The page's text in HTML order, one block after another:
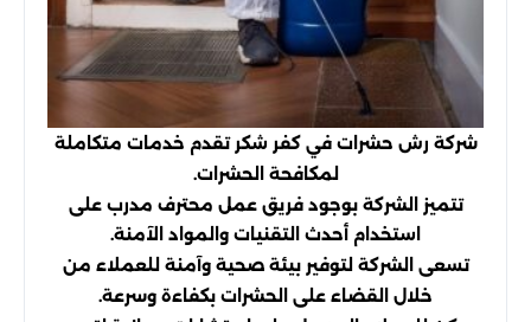
شركة رش حشرات في كفر شكر تقدم خدمات متكاملة
لمكافحة الحشرات.
تتميز الشركة بوجود فريق عمل محترف مدرب على
استخدام أحدث التقنيات والمواد الآمنة.
تسعى الشركة لتوفير بيئة صحية وآمنة للعملاء من
خلال القضاء على الحشرات بكفاءة وسرعة.